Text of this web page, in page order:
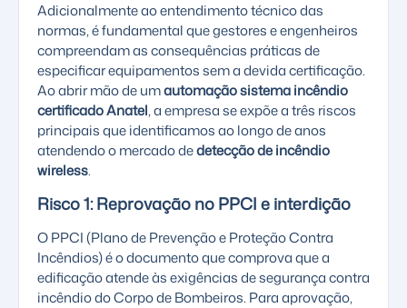
Adicionalmente ao entendimento técnico das
normas, é fundamental que gestores e engenheiros
compreendam as consequências práticas de
especificar equipamentos sem a devida certificação.
Ao abrir mão de umautomação sistema incêndio
certificado Anatel, a empresa se expõe a três riscos
principais que identificamos ao longo de anos
atendendo o mercado dedetecção de incêndio
wireless.
Risco 1: Reprovação no PPCI e interdição
O PPCI (Plano de Prevenção e Proteção Contra
Incêndios) é o documento que comprova que a
edificação atende às exigências de segurança contra
incêndio do Corpo de Bombeiros. Para aprovação,